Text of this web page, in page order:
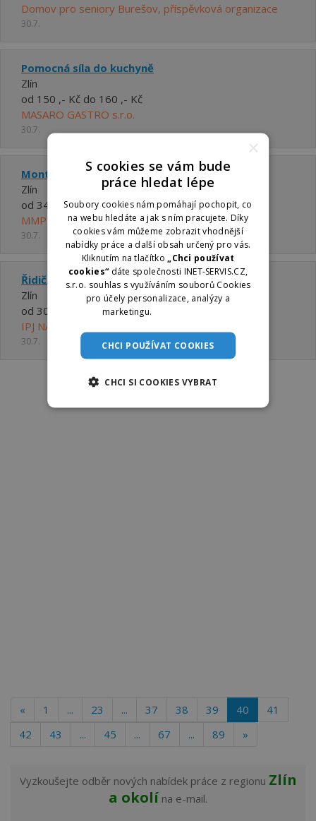
Domov pro seniory Burešov, příspěvková organizace
30.7.
Pomocná síla do kuchyně
Zlín
od 150 ,- Kč do 160 ,- Kč
MASARO GASTRO s.r.o.
30.7.
Montážník/ce
Zlín
od 34000 ,- Kč
MMP METAL s.r.o.
30.7.
Řidič/ka, skladník/ce
Zlín
od 30500 ,- Kč do 30500 ,- Kč
IPJ NATUR s.r.o.
30.7.
« 1 ... 23 ... 37 38 39 40
41
42
43 ... 45 ... 67 ... 89 »
Vyzkoušejte odběr nových nabídek práce z regionu Zlín
a okolí na e-mail.
×
S cookies se vám bude
práce hledat lépe
Soubory cookies nám pomáhají pochopit, co
na webu hledáte a jak s ním pracujete. Díky
cookies vám můžeme zobrazit vhodnější
nabídky práce a další obsah určený pro vás.
Kliknutím na tlačítko
„Chci používat
cookies“ dáte společnosti INET-SERVIS.CZ,
s.r.o. souhlas s využíváním souborů Cookies
pro účely personalizace, analýzy a
marketingu.
CHCI POUŽÍVAT COOKIES
CHCI SI COOKIES VYBRAT